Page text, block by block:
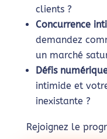
clients ?
Concurrence
demandez
un marché
Défis
intimide et
inexistante ?
Rejoignez le